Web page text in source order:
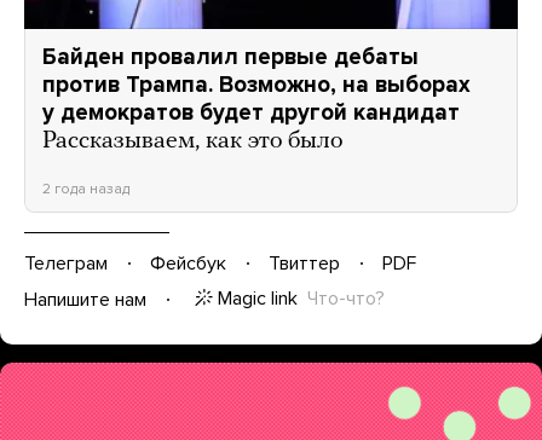
Байден провалил первые дебаты
против Трампа. Возможно, на выборах
у демократов будет другой кандидат
Рассказываем, как это было
2 года назад
Телеграм Фейсбук Твиттер
PDF
Напишите нам
Magic link Что-что?